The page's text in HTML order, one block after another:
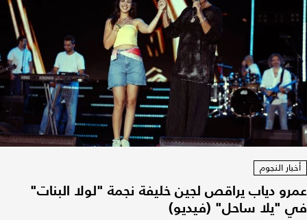
أخبار النجوم
عمرو دياب يراقص لجين خليفة نجمة "لولا البنات"
في "يلا ساحل" (فيديو)